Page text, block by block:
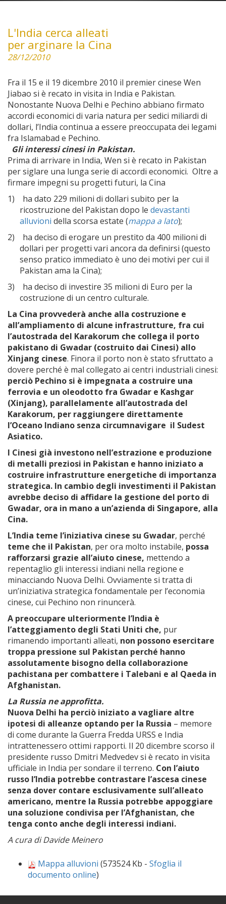
L'India cerca alleati
per arginare la Cina
28/12/2010
Fra il 15 e il 19 dicembre 2010 il premier cinese Wen
Jiabao si è recato in visita in India e Pakistan.
Nonostante Nuova Delhi e Pechino abbiano firmato
accordi economici di varia natura per sedici miliardi di
dollari, l’India continua a essere preoccupata dei legami
fra Islamabad e Pechino.
Gli interessi cinesi in Pakistan.
Prima di arrivare in India, Wen si è recato in Pakistan
per siglare una lunga serie di accordi economici. Oltre a
firmare impegni su progetti futuri, la Cina
1)
ha dato 229 milioni di dollari subito per la
ricostruzione del Pakistan dopo le devastanti
alluvioni della scorsa estate (mappa a lato);
2)
ha deciso di erogare un prestito da 400 milioni di
dollari per progetti vari ancora da definirsi (questo
senso pratico immediato è uno dei motivi per cui il
Pakistan ama la Cina);
3)
ha deciso di investire 35 milioni di Euro per la
costruzione di un centro culturale.
La Cina provvederà anche alla costruzione e
all’ampliamento di alcune infrastrutture, fra cui
l’autostrada del Karakorum che collega il porto
pakistano di Gwadar (costruito dai Cinesi) allo
Xinjang cinese. Finora il porto non è stato sfruttato a
dovere perché è mal collegato ai centri industriali cinesi:
perciò Pechino si è impegnata a costruire una
ferrovia e un oleodotto fra Gwadar e Kashgar
(Xinjang), parallelamente all’autostrada del
Karakorum, per raggiungere direttamente
l’Oceano Indiano senza circumnavigare il Sudest
Asiatico.
I Cinesi già investono nell’estrazione e produzione
di metalli preziosi in Pakistan e hanno iniziato a
costruire infrastrutture energetiche di importanza
strategica. In cambio degli investimenti il Pakistan
avrebbe deciso di affidare la gestione del porto di
Gwadar, ora in mano a un’azienda di Singapore, alla
Cina.
L’India teme l’iniziativa cinese su Gwadar, perché
teme che il Pakistan, per ora molto instabile, possa
rafforzarsi grazie all’aiuto cinese, mettendo a
repentaglio gli interessi indiani nella regione e
minacciando Nuova Delhi. Ovviamente si tratta di
un’iniziativa strategica fondamentale per l’economia
cinese, cui Pechino non rinuncerà.
A preoccupare ulteriormente l’India è
l’atteggiamento degli Stati Uniti che, pur
rimanendo importanti alleati, non possono esercitare
troppa pressione sul Pakistan perché hanno
assolutamente bisogno della collaborazione
pachistana per combattere i Talebani e al Qaeda in
Afghanistan.
La Russia ne approfitta.
Nuova Delhi ha perciò iniziato a vagliare altre
ipotesi di alleanze optando per la Russia – memore
di come durante la Guerra Fredda URSS e India
intrattenessero ottimi rapporti. Il 20 dicembre scorso il
presidente russo Dmitri Medvedev si è recato in visita
ufficiale in India per sondare il terreno. Con l’aiuto
russo l’India potrebbe contrastare l’ascesa cinese
senza dover contare esclusivamente sull’alleato
americano, mentre la Russia potrebbe appoggiare
una soluzione condivisa per l’Afghanistan, che
tenga conto anche degli interessi indiani.
A cura di Davide Meinero
Mappa alluvioni (573524 Kb - Sfoglia il
documento online)